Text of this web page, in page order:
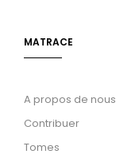
MATRACE
A propos de nous
Contribuer
Tomes